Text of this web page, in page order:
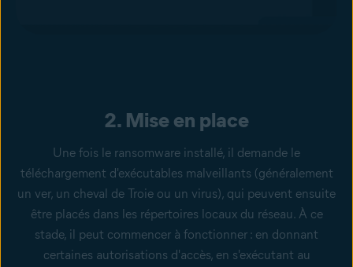
2. Mise en place
Une fois le ransomware installé, il demande le
téléchargement d'exécutables malveillants (généralement
un ver, un cheval de Troie ou un virus), qui peuvent ensuite
être placés dans les répertoires locaux du réseau. À ce
stade, il peut commencer à fonctionner : en donnant
certaines autorisations d'accès, en s'exécutant au